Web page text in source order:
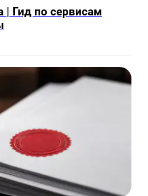
Гид по сервисам